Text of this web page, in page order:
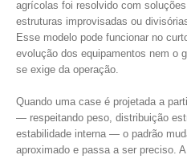
agrícolas foi resolvido com
estruturas improvisadas ou
Esse modelo pode funcionar no
evolução dos equipamentos nem o
se exige da operação.
Quando uma case é projetada a
— respeitando peso, distribuição
estabilidade interna — o padrão
aproximado e passa a ser preciso.